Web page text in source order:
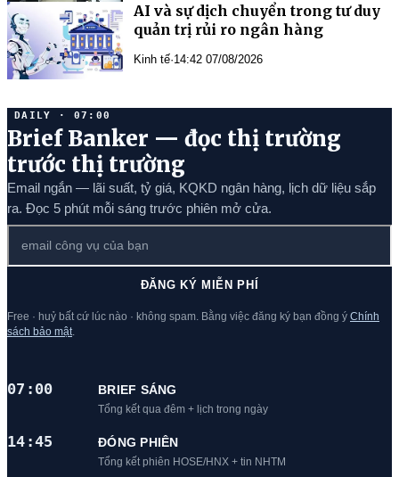
AI và sự dịch chuyển trong tư duy
quản trị rủi ro ngân hàng
Kinh tế·14:42 07/08/2026
DAILY · 07:00
Brief Banker — đọc thị trường
trước thị trường
Email ngắn — lãi suất, tỷ giá, KQKD ngân hàng, lịch dữ liệu sắp
ra. Đọc 5 phút mỗi sáng trước phiên mở cửa.
ĐĂNG KÝ MIỄN PHÍ
Free · huỷ bất cứ lúc nào · không spam. Bằng việc đăng ký bạn đồng ý Chính
sách bảo mật
07:00 BRIEF SÁNG
Tổng kết qua đêm + lịch trong ngày
14:45 ĐÓNG PHIÊN
Tổng kết phiên HOSE/HNX + tin NHTM